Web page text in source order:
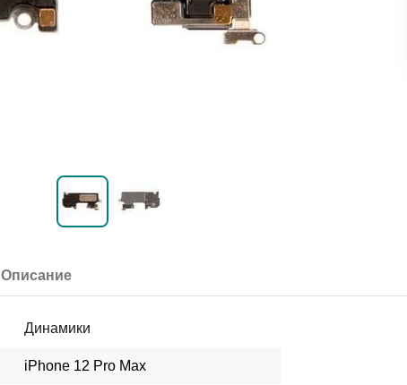
Описание
Динамики
iPhone 12 Pro Max